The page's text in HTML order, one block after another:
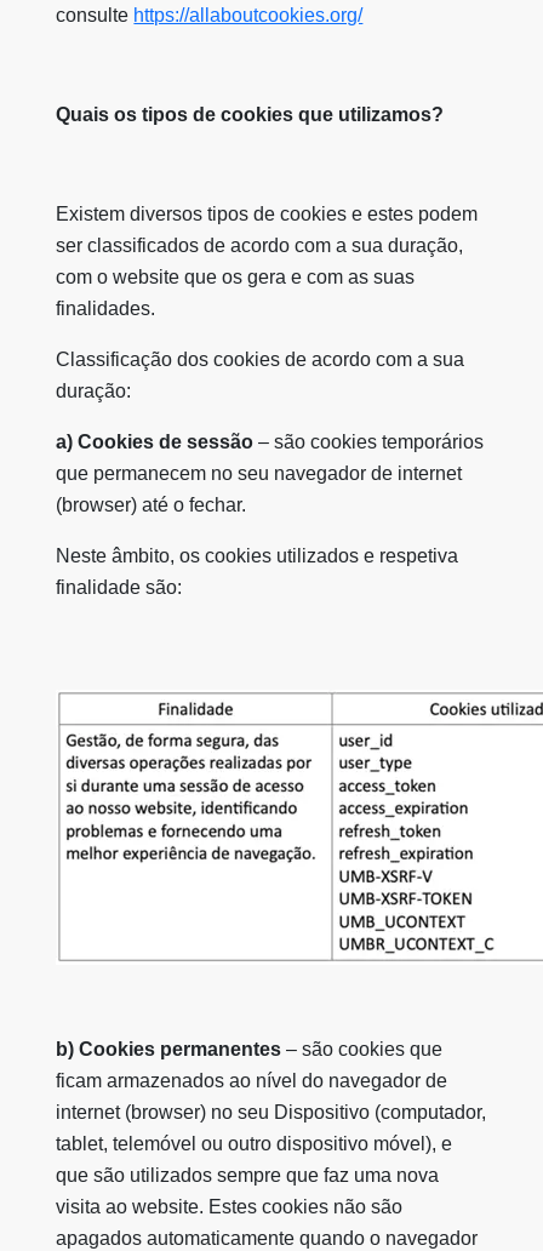
consulte https://allaboutcookies.org/
Quais os tipos de cookies que utilizamos?
Existem diversos tipos de cookies e estes podem
ser classificados de acordo com a sua duração,
com o website que os gera e com as suas
finalidades.
Classificação dos cookies de acordo com a sua
duração:
a) Cookies de sessão – são cookies temporários
que permanecem no seu navegador de internet
(browser) até o fechar.
Neste âmbito, os cookies utilizados e respetiva
finalidade são:
b) Cookies permanentes – são cookies que
ficam armazenados ao nível do navegador de
internet (browser) no seu Dispositivo (computador,
tablet, telemóvel ou outro dispositivo móvel), e
que são utilizados sempre que faz uma nova
visita ao website. Estes cookies não são
apagados automaticamente quando o navegador